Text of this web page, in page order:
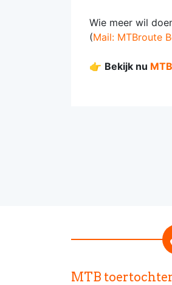
Wie meer wil
(Mail: MTBroute
👉 Bekijk nu
MTB